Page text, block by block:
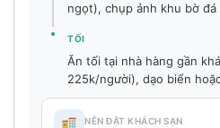
ngọt), chụp ảnh khu bờ
TỐI
Ăn tối tại nhà hàng gần
225k/người), dạo biển
NÊN ĐẶT KHÁCH SẠN